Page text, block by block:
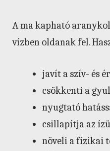
A ma kapható
vízben oldanak fel.
javít a szív- és
csökkenti a
nyugtató
csillapítja az
növeli a fizikai